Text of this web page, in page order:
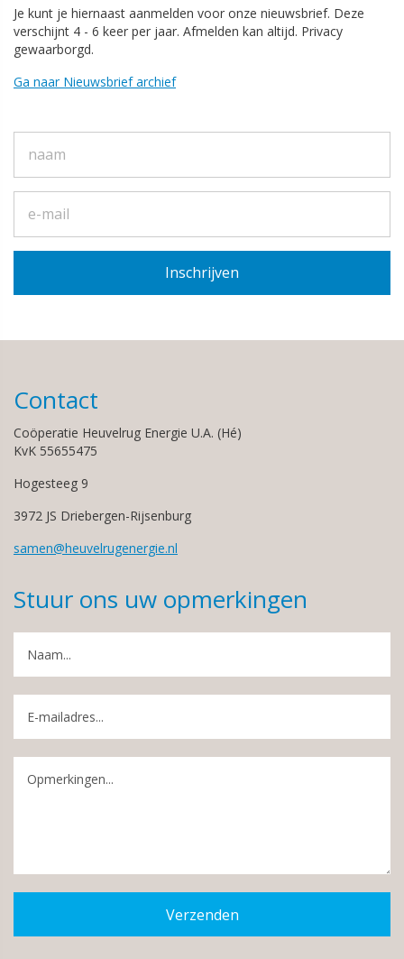
Je kunt je hiernaast aanmelden voor onze nieuwsbrief. Deze
verschijnt 4 - 6 keer per jaar. Afmelden kan altijd. Privacy
gewaarborgd.
Ga naar Nieuwsbrief archief
Contact
Coöperatie Heuvelrug Energie U.A. (Hé)
KvK 55655475
Hogesteeg 9
3972 JS Driebergen-Rijsenburg
samen@heuvelrugenergie.nl
Stuur ons uw opmerkingen
Verzenden